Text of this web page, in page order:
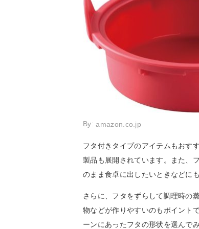
By:amazon.co.jp
フタ付きタイプのアイテムもおす
製品も展開されています。また、
のまま食卓に出したいときなどに
さらに、フタをずらして調理時の
物などが作りやすいのもポイント
ーンにあったフタの形状を選んで